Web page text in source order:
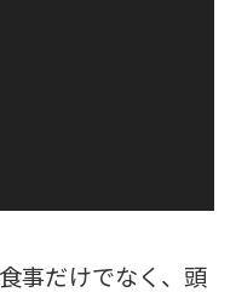
事だけでなく、頭